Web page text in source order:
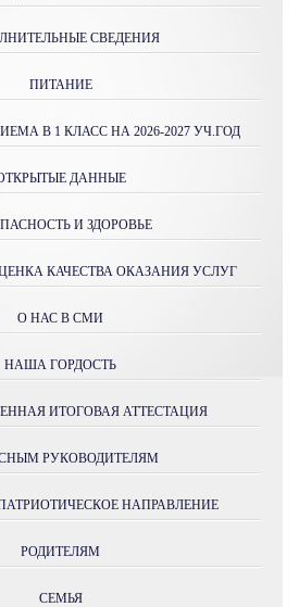
СВЕДЕНИЯ
ПИТАНИЕ
В 1 КЛАСС НА 2026-2027 УЧ.ГОД
ДАННЫЕ
И ЗДОРОВЬЕ
КАЧЕСТВА ОКАЗАНИЯ УСЛУГ
О НАС В СМИ
НАША ГОРДОСТЬ
ИТОГОВАЯ АТТЕСТАЦИЯ
РУКОВОДИТЕЛЯМ
НАПРАВЛЕНИЕ
РОДИТЕЛЯМ
СЕМЬЯ